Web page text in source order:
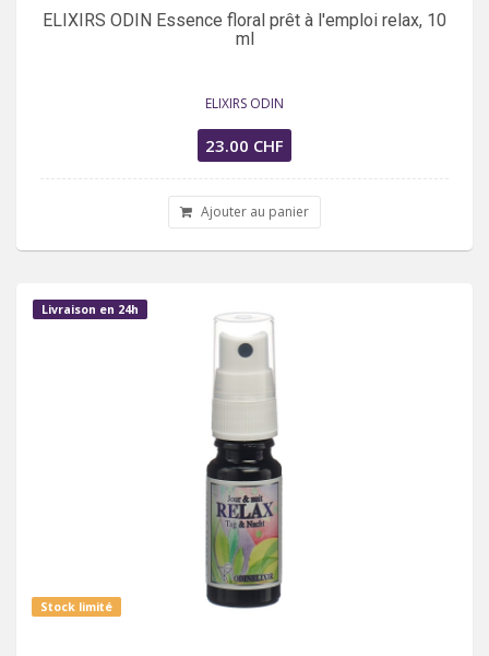
ELIXIRS ODIN Essence floral prêt à l'emploi relax, 10
ml
ELIXIRS ODIN
23.00 CHF
Ajouter au panier
Livraison en 24h
Stock limité